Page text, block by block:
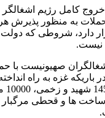
کامل رژیم اشغالگر
به منظور پذیرش
دارد، شروطی که
نیست.
اشغالگران صهیونیست با
غزه به راه
ها و قحطی مرگبار